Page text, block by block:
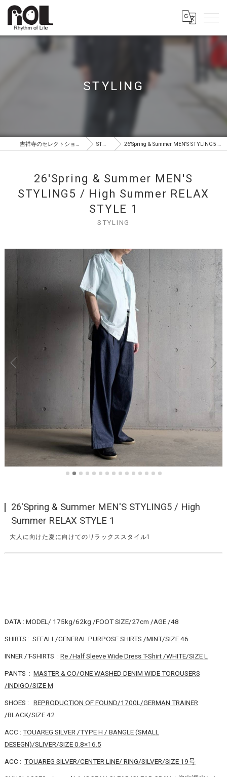
STYLING
吉祥寺のセレクトショップはROL（ロル） STYLING 26'Spring & Summer MEN'S STYLING5 / High Summer RELAX STYLE 1
STYLING
26'Spring & Summer MEN'S
STYLING5 / High Summer RELAX
STYLE 1
26'Spring & Summer MEN'S STYLING5 / High
Summer RELAX STYLE 1
大人に向けた夏に向けてのリラックススタイル1
DATA : MODEL/ 175kg/62kg /FOOT SIZE/27cm /AGE /48
SHIRTS : SEEALL/GENERAL PURPOSE SHIRTS /MINT/SIZE 46
INNER /T-SHIRTS : Re /Half Sleeve Wide Dress T-Shirt /WHITE/SIZE L
PANTS : MASTER & CO/ONE WASHED DENIM WIDE TOROUSERS
/INDIGO/SIZE M
SHOES : REPRODUCTION OF FOUND/1700L/GERMAN TRAINER
/BLACK/SIZE 42
ACC : TOUAREG SILVER /TYPE H / BANGLE (SMALL
DESEGN)/SLIVER/SIZE 0.8×16.5
ACC : TOUAREG SILVER/CENTER LINE/ RING/SILVER/SIZE 19号